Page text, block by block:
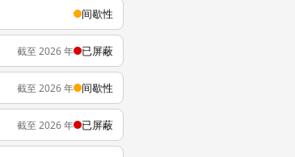
间歇性
截至 2026 年 已屏蔽
截至 2026 年 间歇性
截至 2026 年 已屏蔽